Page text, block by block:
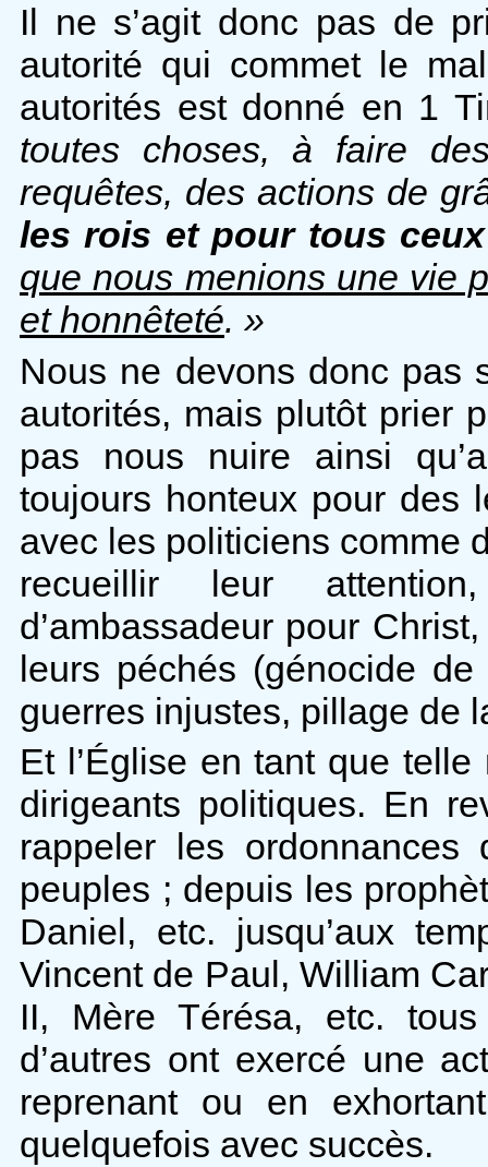
Il ne s’agit donc pas de
autorité qui commet le
autorités est donné en 1
toutes choses, à faire
requêtes, des actions de
les rois et pour tous
que nous menions une vie
et honnêteté. »
Nous ne devons donc pas
autorités, mais plutôt prier
pas nous nuire ainsi
toujours honteux pour des
avec les politiciens comme
recueillir leur
d’ambassadeur pour
leurs péchés (génocide de
guerres injustes, pillage de
Et l’Église en tant que
dirigeants politiques. En
rappeler les
peuples ; depuis les
Daniel, etc. jusqu’aux
Vincent de Paul, William
II, Mère Térésa, etc.
d’autres ont exercé une
reprenant ou en
quelquefois avec succès.